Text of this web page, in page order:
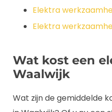
Elektra
Elektra
Wat kost een
Waalwijk
Wat zijn de gemiddelde